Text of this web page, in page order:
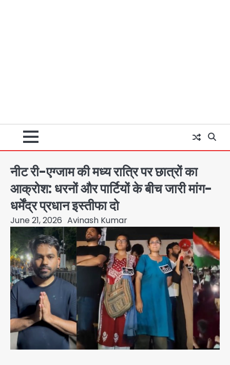
नीट री-एग्जाम की मध्य रात्रि पर छात्रों का
आक्रोश: धरनों और पार्टियों के बीच जारी मांग-
धर्मेंद्र प्रधान इस्तीफा दो
June 21, 2026 Avinash Kumar